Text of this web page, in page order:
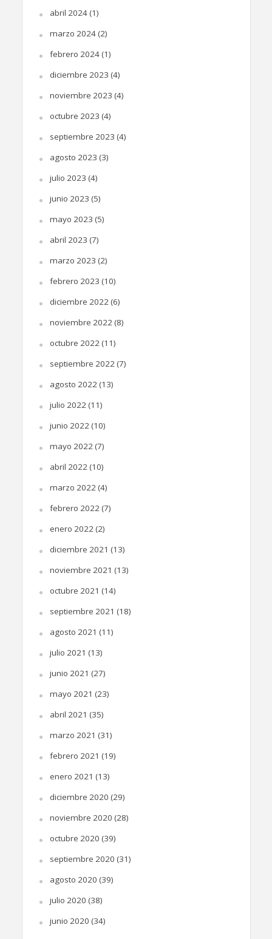
abril 2024(1)
marzo 2024(2)
febrero 2024(1)
diciembre 2023 (4)
noviembre 2023 (4)
octubre 2023 (4)
septiembre 2023 (4)
agosto 2023 (3)
julio 2023 (4)
junio 2023 (5)
mayo 2023 (5)
abril 2023 (7)
marzo 2023 (2)
febrero 2023 (10)
diciembre 2022(6)
noviembre 2022(8)
octubre 2022(11)
septiembre 2022(7)
agosto 2022(13)
julio 2022(11)
junio 2022(10)
mayo 2022(7)
abril 2022(10)
marzo 2022(4)
febrero 2022(7)
enero 2022(2)
diciembre 2021 (13)
noviembre 2021 (13)
octubre 2021 (14)
septiembre 2021 (18)
agosto 2021 (11)
julio 2021 (13)
junio 2021 (27)
mayo 2021 (23)
abril 2021 (35)
marzo 2021 (31)
febrero 2021 (19)
enero 2021 (13)
diciembre 2020 (29)
noviembre 2020 (28)
octubre 2020 (39)
septiembre 2020 (31)
agosto 2020 (39)
julio 2020 (38)
junio 2020 (34)